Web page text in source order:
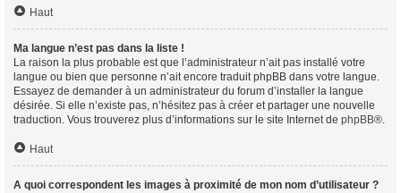
Haut
Ma langue n’est pas dans la liste !
La raison la plus probable est que l’administrateur n’ait pas installé votre
langue ou bien que personne n’ait encore traduit phpBB dans votre langue.
Essayez de demander à un administrateur du forum d’installer la langue
désirée. Si elle n’existe pas, n’hésitez pas à créer et partager une nouvelle
traduction. Vous trouverez plus d’informations sur le site Internet de phpBB®.
Haut
A quoi correspondent les images à proximité de mon nom d’utilisateur ?